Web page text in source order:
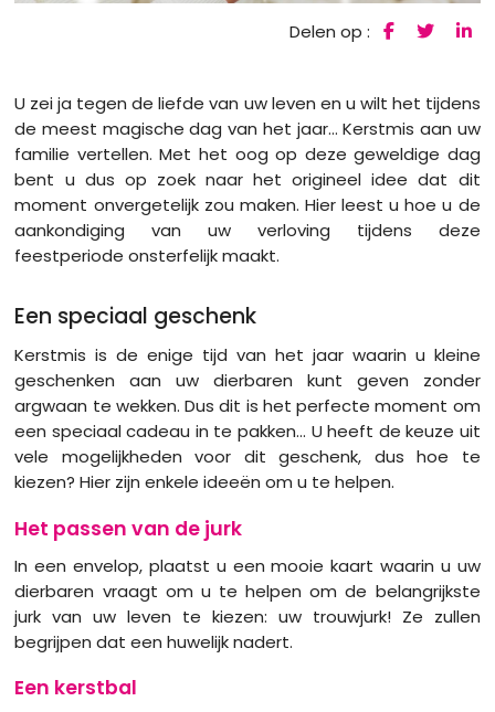
Delen op :
U zei ja tegen de liefde van uw leven en u wilt het tijdens
de meest magische dag van het jaar... Kerstmis aan uw
familie vertellen. Met het oog op deze geweldige dag
bent u dus op zoek naar het origineel idee dat dit
moment onvergetelijk zou maken. Hier leest u hoe u de
aankondiging van uw verloving tijdens deze
feestperiode onsterfelijk maakt.
Een speciaal geschenk
Kerstmis is de enige tijd van het jaar waarin u kleine
geschenken aan uw dierbaren kunt geven zonder
argwaan te wekken. Dus dit is het perfecte moment om
een ​​speciaal cadeau in te pakken... U heeft de keuze uit
vele mogelijkheden voor dit geschenk, dus hoe te
kiezen? Hier zijn enkele ideeën om u te helpen.
Het passen van de jurk
In een envelop, plaatst u een mooie kaart waarin u uw
dierbaren vraagt om u te helpen om de belangrijkste
jurk van uw leven te kiezen: uw trouwjurk! Ze zullen
begrijpen dat een huwelijk nadert.
Een kerstbal